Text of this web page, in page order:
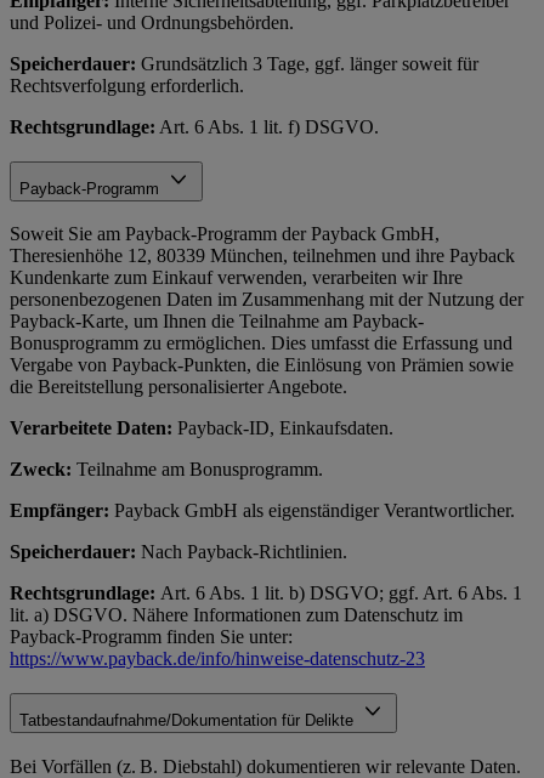
und Polizei- und Ordnungsbehörden.
Speicherdauer: Grundsätzlich 3 Tage, ggf. länger soweit für
Rechtsverfolgung erforderlich.
Rechtsgrundlage: Art. 6 Abs. 1 lit. f) DSGVO.
Payback-Programm
Soweit Sie am Payback-Programm der Payback GmbH,
Theresienhöhe 12, 80339 München, teilnehmen und ihre Payback
Kundenkarte zum Einkauf verwenden, verarbeiten wir Ihre
personenbezogenen Daten im Zusammenhang mit der Nutzung der
Payback-Karte, um Ihnen die Teilnahme am Payback-
Bonusprogramm zu ermöglichen. Dies umfasst die Erfassung und
Vergabe von Payback-Punkten, die Einlösung von Prämien sowie
die Bereitstellung personalisierter Angebote.
Verarbeitete Daten: Payback-ID, Einkaufsdaten.
Zweck: Teilnahme am Bonusprogramm.
Empfänger: Payback GmbH als eigenständiger Verantwortlicher.
Speicherdauer: Nach Payback-Richtlinien.
Rechtsgrundlage: Art. 6 Abs. 1 lit. b) DSGVO; ggf. Art. 6 Abs. 1
lit. a) DSGVO. Nähere Informationen zum Datenschutz im
Payback-Programm finden Sie unter:
https://www.payback.de/info/hinweise-datenschutz-23
Tatbestandaufnahme/Dokumentation für Delikte
Bei Vorfällen (z. B. Diebstahl) dokumentieren wir relevante Daten.